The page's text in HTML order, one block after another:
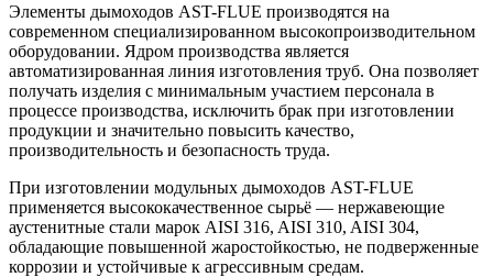
Элементы дымоходов AST-FLUE производятся на
современном специализированном высокопроизводительном
оборудовании. Ядром производства является
автоматизированная линия изготовления труб. Она позволяет
получать изделия с минимальным участием персонала в
процессе производства, исключить брак при изготовлении
продукции и значительно повысить качество,
производительность и безопасность труда.
При изготовлении модульных дымоходов AST-FLUE
применяется высококачественное сырьё — нержавеющие
аустенитные стали марок AISI 316, AISI 310, AISI 304,
обладающие повышенной жаростойкостью, не подверженные
коррозии и устойчивые к агрессивным средам.